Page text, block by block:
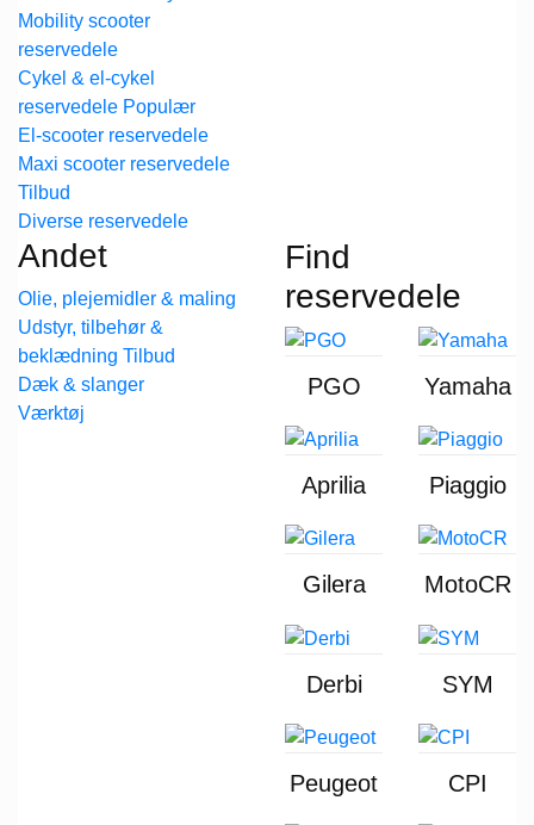
Mobility scooter
reservedele
Cykel & el-cykel
reservedele
El-scooter reservedele
Maxi scooter reservedele
Diverse reservedele
Andet
Olie, plejemidler & maling
Udstyr, tilbehør &
beklædning
Dæk & slanger
Værktøj
Find
reservedele
PGO Yamaha
Aprilia Piaggio
Gilera MotoCR
Derbi SYM
Peugeot CPI